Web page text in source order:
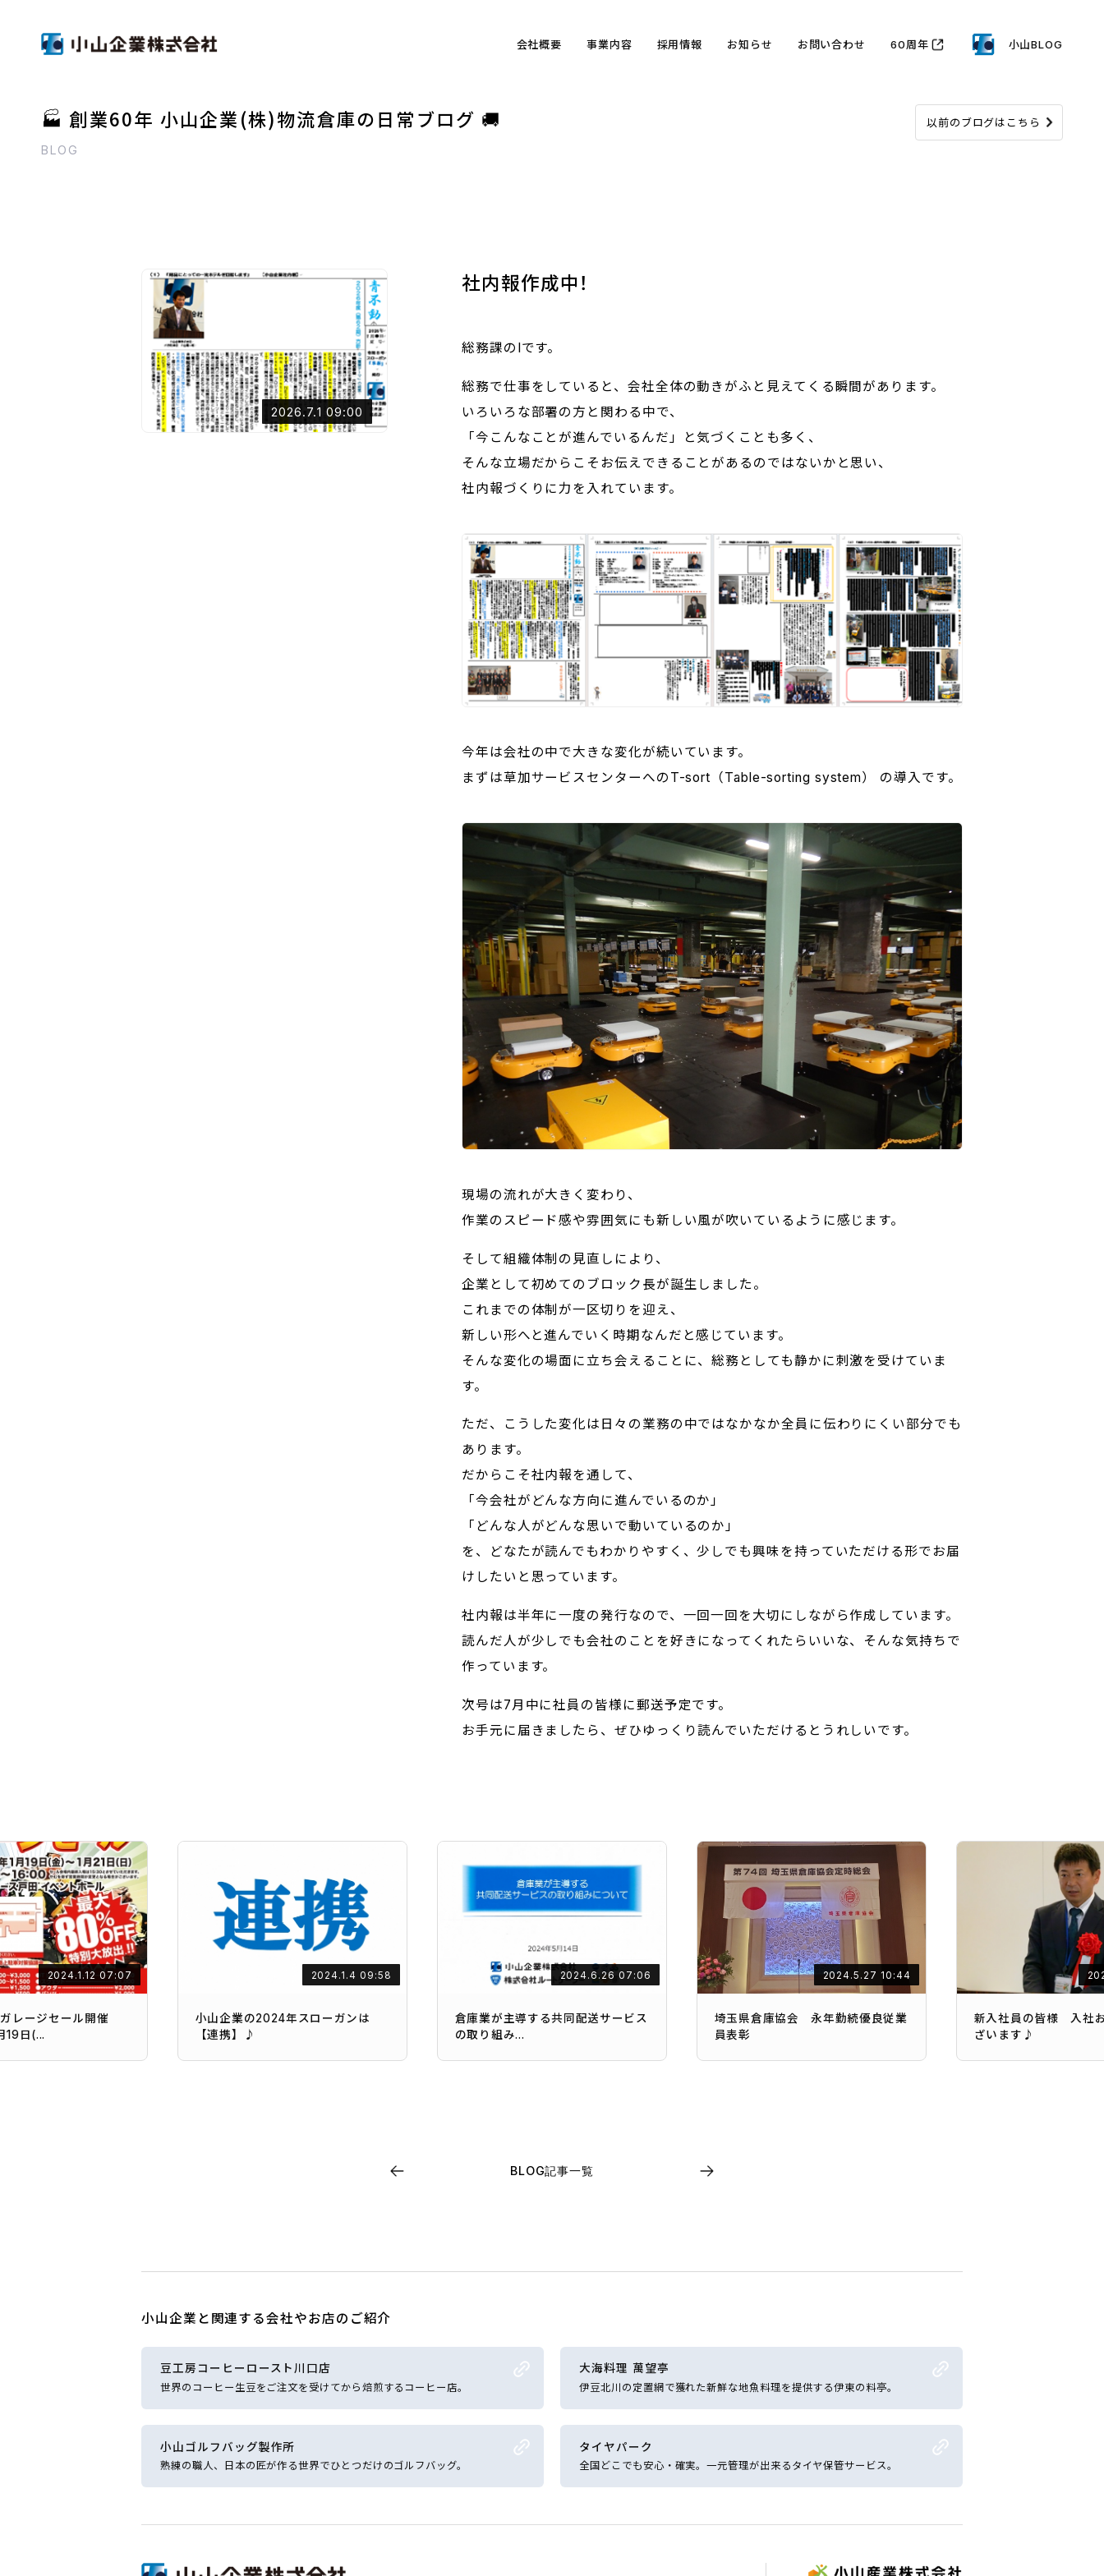
会社概要 事業内容 採用情報 お知らせ お問い合わせ 60周年 小山BLOG
🏭 創業60年 小山企業(株)物流倉庫の日常ブログ 🚚
BLOG
以前のブログはこちら
2026.7.1 09:00
社内報作成中！
総務課のIです。
総務で仕事をしていると、会社全体の動きがふと見えてくる瞬間があります。
いろいろな部署の方と関わる中で、
「今こんなことが進んでいるんだ」と気づくことも多く、
そんな立場だからこそお伝えできることがあるのではないかと思い、
社内報づくりに力を入れています。
今年は会社の中で大きな変化が続いています。
まずは草加サービスセンターへのT-sort（Table-sorting system） の導入です。
現場の流れが大きく変わり、
作業のスピード感や雰囲気にも新しい風が吹いているように感じます。
そして組織体制の見直しにより、
企業として初めてのブロック長が誕生しました。
これまでの体制が一区切りを迎え、
新しい形へと進んでいく時期なんだと感じています。
そんな変化の場面に立ち会えることに、総務としても静かに刺激を受けていま
す。
ただ、こうした変化は日々の業務の中ではなかなか全員に伝わりにくい部分でも
あります。
だからこそ社内報を通して、
「今会社がどんな方向に進んでいるのか」
「どんな人がどんな思いで動いているのか」
を、どなたが読んでもわかりやすく、少しでも興味を持っていただける形でお届
けしたいと思っています。
社内報は半年に一度の発行なので、一回一回を大切にしながら作成しています。
読んだ人が少しでも会社のことを好きになってくれたらいいな、そんな気持ちで
作っています。
次号は7月中に社員の皆様に郵送予定です。
お手元に届きましたら、ぜひゆっくり読んでいただけるとうれしいです。
2024.1.12 07:07
レージセール開催
日(...
2024.1.4 09:58
小山企業の2024年スローガンは
【連携】♪
2024.6.26 07:06
倉庫業が主導する共同配送サービス
の取り組み...
2024.5.27 10:44
埼玉県倉庫協会 永年勤続優良従業
員表彰
新入社員の皆様 入社
ざいます♪
BLOG記事一覧
小山企業と関連する会社やお店のご紹介
豆工房コーヒーロースト川口店
世界のコーヒー生豆をご注文を受けてから焙煎するコーヒー店。
大海料理 萬望亭
伊豆北川の定置網で獲れた新鮮な地魚料理を提供する伊東の料亭。
小山ゴルフバッグ製作所
熟練の職人、日本の匠が作る世界でひとつだけのゴルフバッグ。
タイヤパーク
全国どこでも安心・確実。一元管理が出来るタイヤ保管サービス。